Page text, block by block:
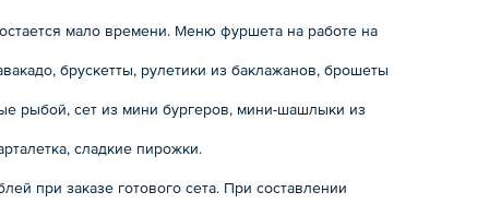
мало времени. Меню фуршета на работе на
брускетты, рулетики из баклажанов, брошеты
рыбой, сет из мини бургеров, мини-шашлыки из
сладкие пирожки.
при заказе готового сета. При составлении